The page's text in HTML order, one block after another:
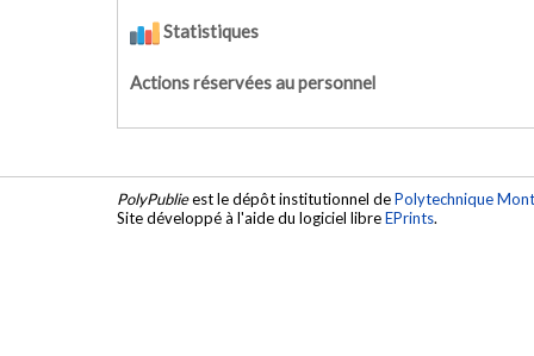
Statistiques
Actions réservées au personnel
PolyPublieest le dépôt institutionnel dePolytechnique
Site développé à l'aide du logiciel libreEPrints.